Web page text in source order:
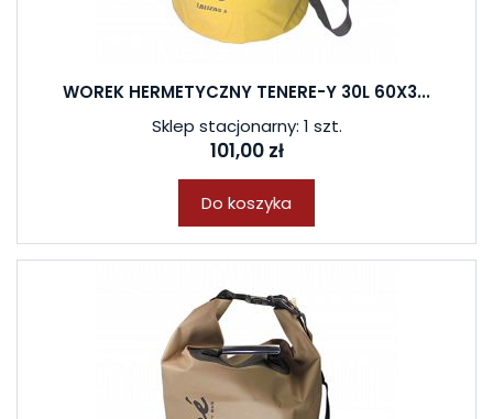
WOREK HERMETYCZNY TENERE-Y 30L 60X3...
Sklep stacjonarny: 1 szt.
101,00 zł
Do koszyka